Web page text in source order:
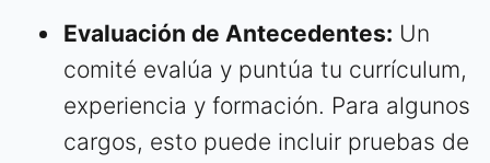
Evaluación de Antecedentes: Un
comité evalúa y puntúa tu currículum,
experiencia y formación. Para algunos
cargos, esto puede incluir pruebas de